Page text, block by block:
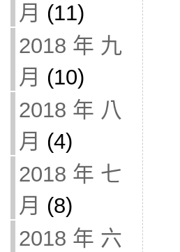
月 (11)
2018 年 九
月 (10)
2018 年 八
月 (4)
2018 年 七
月 (8)
2018 年 六